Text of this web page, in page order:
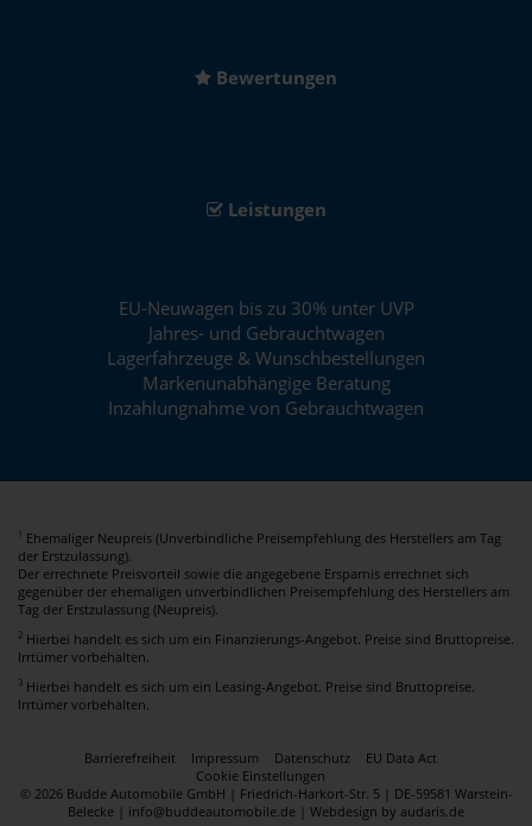
Bewertungen
Leistungen
EU-Neuwagen bis zu 30% unter UVP
Jahres- und Gebrauchtwagen
Lagerfahrzeuge & Wunschbestellungen
Markenunabhängige Beratung
Inzahlungnahme von Gebrauchtwagen
1
Ehemaliger Neupreis (Unverbindliche Preisempfehlung des Herstellers am Tag
der Erstzulassung).
Der errechnete Preisvorteil sowie die angegebene Ersparnis errechnet sich
gegenüber der ehemaligen unverbindlichen Preisempfehlung des Herstellers am
Tag der Erstzulassung (Neupreis).
2 Hierbei handelt es sich um ein Finanzierungs-Angebot. Preise sind Bruttopreise.
Irrtümer vorbehalten.
3 Hierbei handelt es sich um ein Leasing-Angebot. Preise sind Bruttopreise.
Irrtümer vorbehalten.
Barrierefreiheit Impressum Datenschutz
EU Data Act
Cookie Einstellungen
© 2026 Budde Automobile GmbH | Friedrich-Harkort-Str. 5 | DE-59581 Warstein-
Belecke | info@buddeautomobile.de | Webdesign by audaris.de